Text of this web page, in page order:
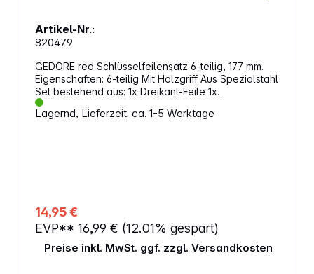
Artikel-Nr.:
820479
GEDORE red Schlüsselfeilensatz 6-teilig, 177 mm.
Eigenschaften: 6-teilig Mit Holzgriff Aus Spezialstahl
Set bestehend aus: 1x Dreikant-Feile 1x
Flachstumpf-Feile 1x Flachspitz-Feile 1x Rund-Feile
1x Halbrund-Feile 1x Vierkant-Feile
Lagernd, Lieferzeit: ca. 1-5 Werktage
14,95 €
EVP** 16,99 € (12.01% gespart)
Preise inkl. MwSt. ggf. zzgl. Versandkosten